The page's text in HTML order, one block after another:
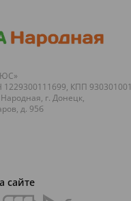
КПП 930301001
г. Донецк,
д. 95б
сайте